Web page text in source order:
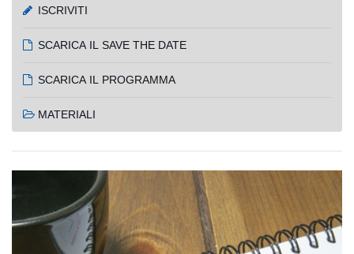
ISCRIVITI
SCARICA IL SAVE THE DATE
SCARICA IL PROGRAMMA
MATERIALI